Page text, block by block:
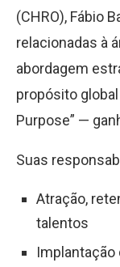
(CHRO), Fábio
relacionadas à
abordagem
propósito
Purpose” —
Suas
Atração,
talentos
Implantação